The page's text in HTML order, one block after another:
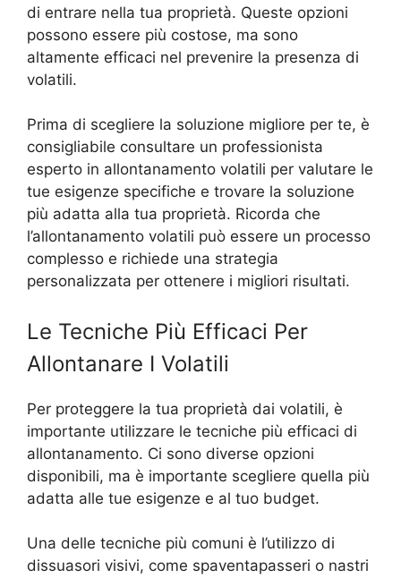
di entrare nella tua proprietà. Queste opzioni
possono essere più costose, ma sono
altamente efficaci nel prevenire la presenza di
volatili.
Prima di scegliere la soluzione migliore per te, è
consigliabile consultare un professionista
esperto in allontanamento volatili per valutare le
tue esigenze specifiche e trovare la soluzione
più adatta alla tua proprietà. Ricorda che
l’allontanamento volatili può essere un processo
complesso e richiede una strategia
personalizzata per ottenere i migliori risultati.
Le Tecniche Più Efficaci Per
Allontanare I Volatili
Per proteggere la tua proprietà dai volatili, è
importante utilizzare le tecniche più efficaci di
allontanamento. Ci sono diverse opzioni
disponibili, ma è importante scegliere quella più
adatta alle tue esigenze e al tuo budget.
Una delle tecniche più comuni è l’utilizzo di
dissuasori visivi, come spaventapasseri o nastri